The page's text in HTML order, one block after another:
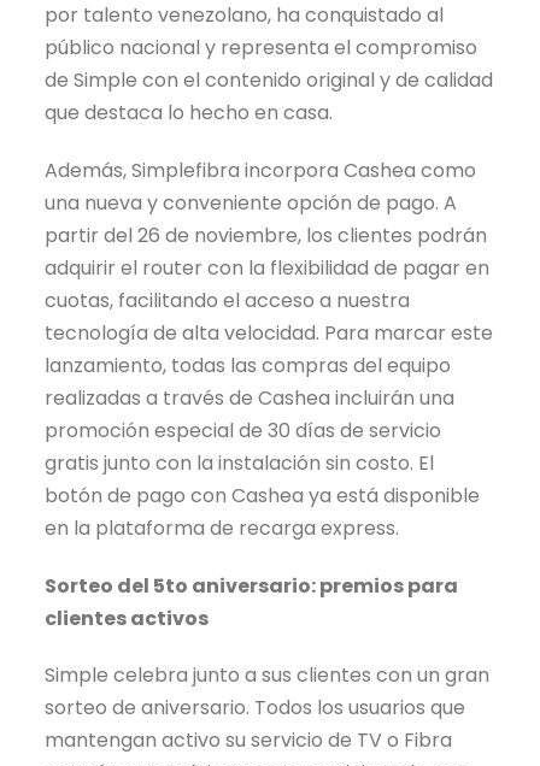
por talento venezolano, ha conquistado al
público nacional y representa el compromiso
de Simple con el contenido original y de calidad
que destaca lo hecho en casa.
Además, Simplefibra incorpora Cashea como
una nueva y conveniente opción de pago. A
partir del 26 de noviembre, los clientes podrán
adquirir el router con la flexibilidad de pagar en
cuotas, facilitando el acceso a nuestra
tecnología de alta velocidad. Para marcar este
lanzamiento, todas las compras del equipo
realizadas a través de Cashea incluirán una
promoción especial de 30 días de servicio
gratis junto con la instalación sin costo. El
botón de pago con Cashea ya está disponible
en la plataforma de recarga express.
Sorteo del 5to aniversario: premios para
clientes activos
Simple celebra junto a sus clientes con un gran
sorteo de aniversario. Todos los usuarios que
mantengan activo su servicio de TV o Fibra